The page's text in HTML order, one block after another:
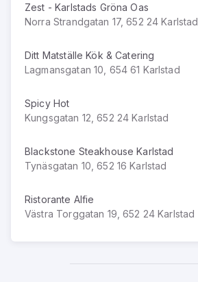
Zest - Karlstads Gröna Oas
Norra Strandgatan 17, 652 24 Karlstad
Ditt Matställe Kök & Catering
Lagmansgatan 10, 654 61 Karlstad
Spicy Hot
Kungsgatan 12, 652 24 Karlstad
Blackstone Steakhouse Karlstad
Tynäsgatan 10, 652 16 Karlstad
Ristorante Alfie
Västra Torggatan 19, 652 24 Karlstad